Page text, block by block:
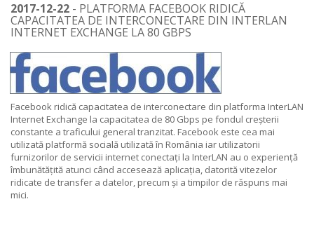
2017-12-22 - PLATFORMA FACEBOOK RIDICĂ
CAPACITATEA DE INTERCONECTARE DIN INTERLAN
INTERNET EXCHANGE LA 80 GBPS
Facebook ridică capacitatea de interconectare din platforma InterLAN
Internet Exchange la capacitatea de 80 Gbps pe fondul creșterii
constante a traficului general tranzitat. Facebook este cea mai
utilizată platformă socială utilizată în România iar utilizatorii
furnizorilor de servicii internet conectați la InterLAN au o experiență
îmbunătățită atunci când accesează aplicația, datorită vitezelor
ridicate de transfer a datelor, precum și a timpilor de răspuns mai
mici.